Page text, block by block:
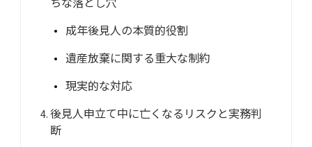
成年後見人の本質的役割
遺産放棄に関する重大な制約
現実的な対応
後見人申立て中に亡くなるリスクと実務判
断